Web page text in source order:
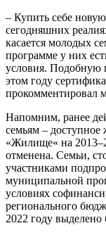
– Купить себе
сегодняшних
касается молодых
программе у них
условия. Подобную
этом году
прокомментировал
Напомним, ранее
семьям –
«Жилище« на
отменена. Семьи,
участниками
муниципальной
условиях
регионального
2022 году выделено